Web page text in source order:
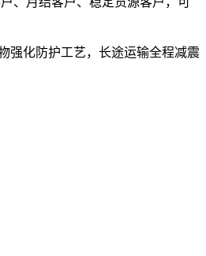
强化防护工艺，长途运输全程减震